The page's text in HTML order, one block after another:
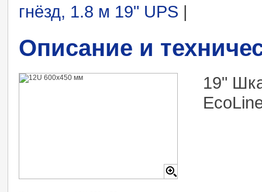
гнёзд, 1.8 м 19" UPS |
Описание и
19"